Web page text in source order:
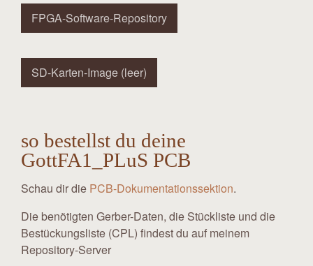
FPGA-Software-Repository
SD-Karten-Image (leer)
so bestellst du deine
GottFA1_PLuS PCB
Schau dir die PCB-Dokumentationssektion.
Die benötigten Gerber-Daten, die Stückliste und die
Bestückungsliste (CPL) findest du auf meinem
Repository-Server